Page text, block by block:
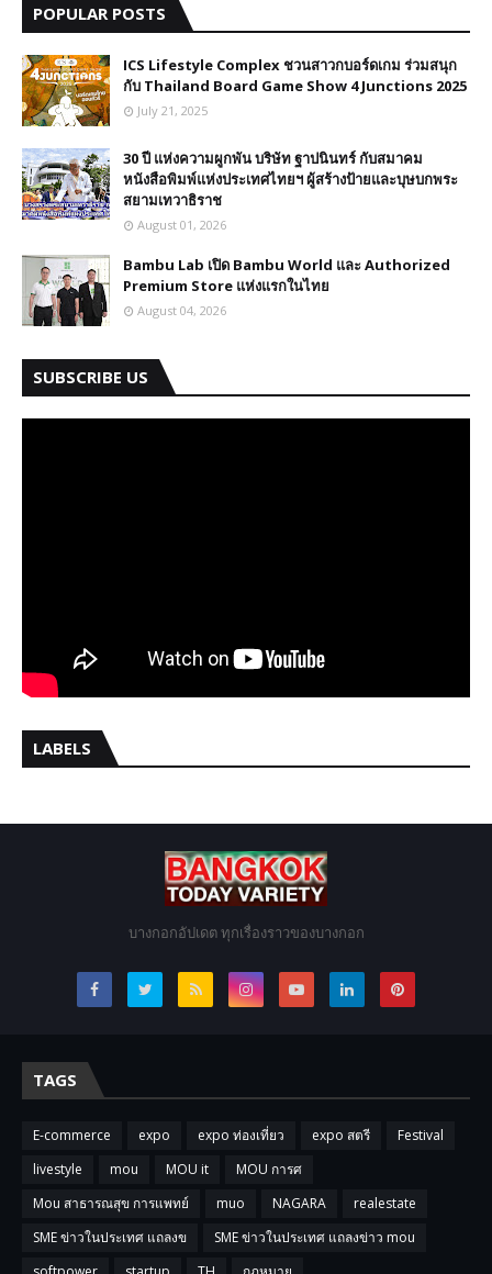
POPULAR POSTS
ICS Lifestyle Complex ชวนสาวกบอร์ดเกม ร่วมสนุก
กับ Thailand Board Game Show 4 Junctions 2025
July 21, 2025
30 ปี​ แห่งความผูกพัน บริษัท ฐาปนินทร์ กับสมาคม
หนังสือพิมพ์แห่งประเทศไทยฯ ผู้สร้างป้ายและบุษบกพระ
สยามเทวาธิราช
August 01, 2026
Bambu Lab เปิด Bambu World และ Authorized
Premium Store แห่งแรกในไทย
August 04, 2026
SUBSCRIBE US
LABELS
บางกอกอัปเดต ทุกเรื่องราวของบางกอก
TAGS
E-commerce expo expo ท่องเที่ยว expo สตรี
Festival
livestyle
mou MOU it
MOU การศ
Mou สาธารณสุข การแพทย์
muo NAGARA
realestate
SME ข่าวในประเทศ แถลงข
SME ข่าวในประเทศ แถลงข่าว mou